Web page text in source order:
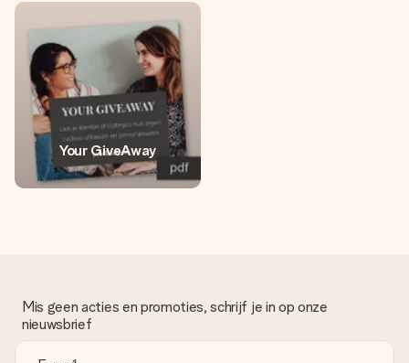
jullie foto of een boodschap die raakt. Zonder gedoe, maar
met alle aandacht voor het moment.
Your GiveAway
Mis geen acties en promoties, schrijf je in op onze
nieuwsbrief